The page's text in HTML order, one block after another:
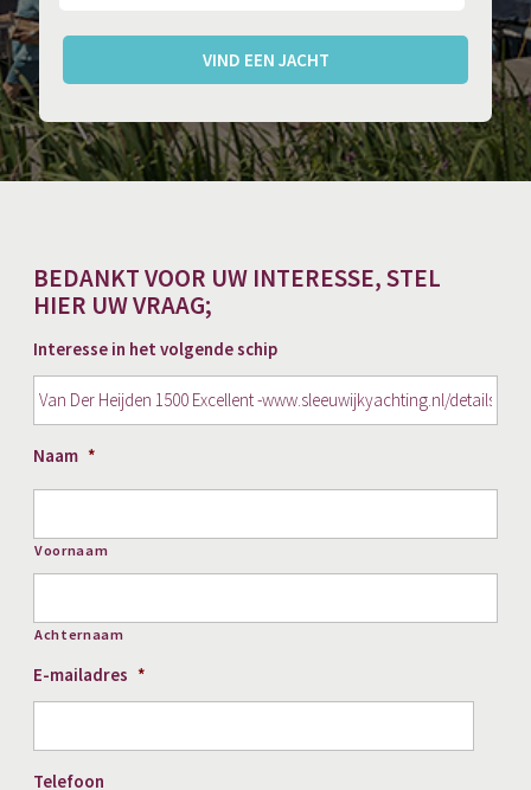
VIND EEN JACHT
BEDANKT VOOR UW INTERESSE, STEL
HIER UW VRAAG;
Interesse in het volgende schip
Naam *
Voornaam
Achternaam
E-mailadres *
Telefoon